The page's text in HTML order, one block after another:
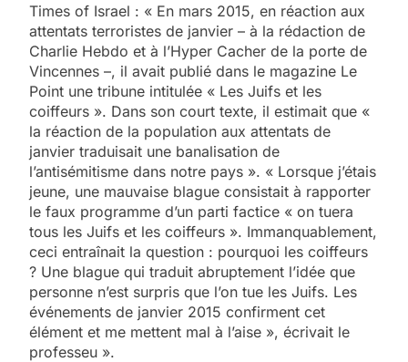
Times of Israel : « En mars 2015, en réaction aux
attentats terroristes de janvier – à la rédaction de
Charlie Hebdo et à l’Hyper Cacher de la porte de
Vincennes –, il avait publié dans le magazine Le
Point une tribune intitulée « Les Juifs et les
coiffeurs ». Dans son court texte, il estimait que «
la réaction de la population aux attentats de
janvier traduisait une banalisation de
l’antisémitisme dans notre pays ». « Lorsque j’étais
jeune, une mauvaise blague consistait à rapporter
le faux programme d’un parti factice « on tuera
tous les Juifs et les coiffeurs ». Immanquablement,
ceci entraînait la question : pourquoi les coiffeurs
? Une blague qui traduit abruptement l’idée que
personne n’est surpris que l’on tue les Juifs. Les
événements de janvier 2015 confirment cet
élément et me mettent mal à l’aise », écrivait le
professeu ».